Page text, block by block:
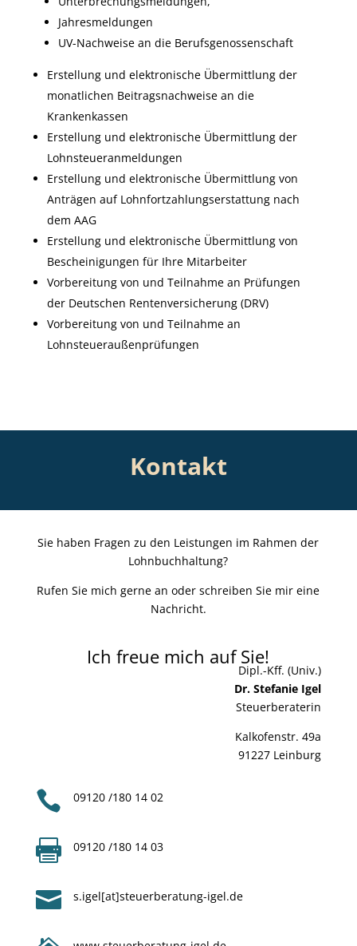
Jahresmeldungen
UV-Nachweise an die Berufsgenossenschaft
Erstellung und elektronische Übermittlung der
monatlichen Beitragsnachweise an die
Krankenkassen
Erstellung und elektronische Übermittlung der
Lohnsteueranmeldungen
Erstellung und elektronische Übermittlung von
Anträgen auf Lohnfortzahlungserstattung nach
dem AAG
Erstellung und elektronische Übermittlung von
Bescheinigungen für Ihre Mitarbeiter
Vorbereitung von und Teilnahme an Prüfungen
der Deutschen Rentenversicherung (DRV)
Vorbereitung von und Teilnahme an
Lohnsteueraußenprüfungen
Kontakt
Sie haben Fragen zu den Leistungen im Rahmen der
Lohnbuchhaltung?
Rufen Sie mich gerne an oder schreiben Sie mir eine
Nachricht.
Ich freue mich auf Sie!
Dipl.-Kff. (Univ.)
Dr. Stefanie Igel
Steuerberaterin
Kalkofenstr. 49a
91227 Leinburg
 09120 /180 14 02
 09120 /180 14 03
 s.igel[at]steuerberatung-igel.de